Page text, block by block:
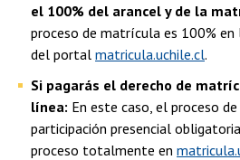
el 100% del arancel y de la
proceso de matrícula es 100% en
del portal matricula.uchile.cl.
Si pagarás el derecho de
línea: En este caso, el proceso
participación presencial
proceso totalmente en